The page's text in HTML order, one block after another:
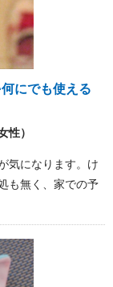
にでも使える
）
気になります。け
も無く、家での予